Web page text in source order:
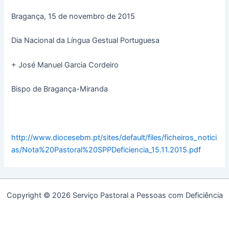
Bragança, 15 de novembro de 2015
Dia Nacional da Língua Gestual Portuguesa
+ José Manuel Garcia Cordeiro
Bispo de Bragança-Miranda
http://www.diocesebm.pt/sites/default/files/ficheiros_notici
as/Nota%20Pastoral%20SPPDeficiencia_15.11.2015.pdf
Copyright © 2026 Serviço Pastoral a Pessoas com Deficiência